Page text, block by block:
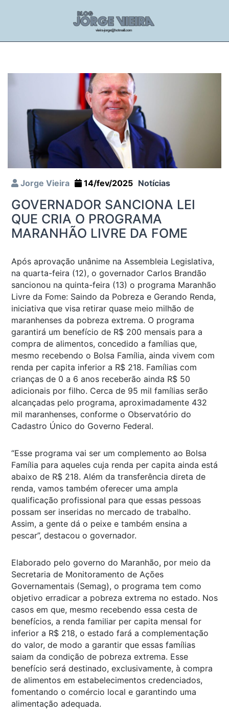
Jorge Vieira 14/fev/2025 Notícias
GOVERNADOR SANCIONA LEI
QUE CRIA O PROGRAMA
MARANHÃO LIVRE DA FOME
Após aprovação unânime na Assembleia Legislativa,
na quarta-feira (12), o governador Carlos Brandão
sancionou na quinta-feira (13) o programa Maranhão
Livre da Fome: Saindo da Pobreza e Gerando Renda,
iniciativa que visa retirar quase meio milhão de
maranhenses da pobreza extrema. O programa
garantirá um benefício de R$ 200 mensais para a
compra de alimentos, concedido a famílias que,
mesmo recebendo o Bolsa Família, ainda vivem com
renda per capita inferior a R$ 218. Famílias com
crianças de 0 a 6 anos receberão ainda R$ 50
adicionais por filho. Cerca de 95 mil famílias serão
alcançadas pelo programa, aproximadamente 432
mil maranhenses, conforme o Observatório do
Cadastro Único do Governo Federal.
“Esse programa vai ser um complemento ao Bolsa
Família para aqueles cuja renda per capita ainda está
abaixo de R$ 218. Além da transferência direta de
renda, vamos também oferecer uma ampla
qualificação profissional para que essas pessoas
possam ser inseridas no mercado de trabalho.
Assim, a gente dá o peixe e também ensina a
pescar”, destacou o governador.
Elaborado pelo governo do Maranhão, por meio da
Secretaria de Monitoramento de Ações
Governamentais (Semag), o programa tem como
objetivo erradicar a pobreza extrema no estado. Nos
casos em que, mesmo recebendo essa cesta de
benefícios, a renda familiar per capita mensal for
inferior a R$ 218, o estado fará a complementação
do valor, de modo a garantir que essas famílias
saiam da condição de pobreza extrema. Esse
benefício será destinado, exclusivamente, à compra
de alimentos em estabelecimentos credenciados,
fomentando o comércio local e garantindo uma
alimentação adequada.